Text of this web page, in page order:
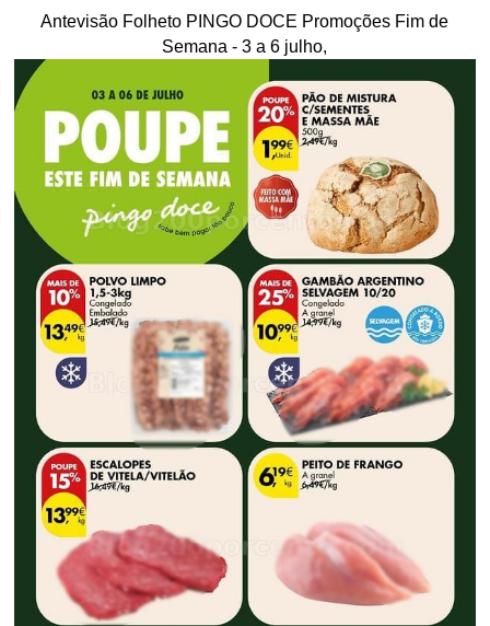
Antevisão Folheto PINGO DOCE Promoções Fim de
Semana - 3 a 6 julho,